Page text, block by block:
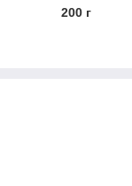
200 г